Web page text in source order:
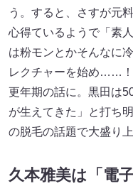
う。すると、さすが元
心得ているようで「素
は粉モンとかそんなに
レクチャーを始め……
更年期の話に。黒田は
が生えてきた」と打ち
の脱毛の話題で大盛り上
久本雅美は「電